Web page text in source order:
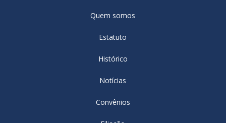
Quem somos
Estatuto
Histórico
Notícias
Convênios